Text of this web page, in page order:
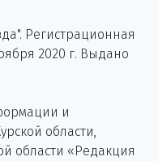
Регистрационная
2020 г. Выдано
и
области,
области «Редакция